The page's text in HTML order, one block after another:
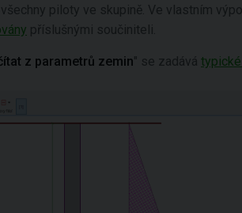
piloty ve skupině. Ve vlastním
příslušnými součiniteli.
z parametrů zemin" se zadává